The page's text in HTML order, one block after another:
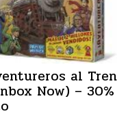
al Tren
Now) – 30%